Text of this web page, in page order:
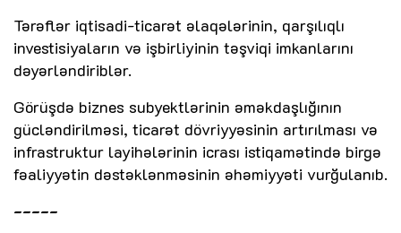
Tərəflər iqtisadi-ticarət əlaqələrinin, qarşılıqlı
investisiyaların və işbirliyinin təşviqi imkanlarını
dəyərləndiriblər.
Görüşdə biznes subyektlərinin əməkdaşlığının
gücləndirilməsi, ticarət dövriyyəsinin artırılması və
infrastruktur layihələrinin icrası istiqamətində birgə
fəaliyyətin dəstəklənməsinin əhəmiyyəti vurğulanıb.
-----